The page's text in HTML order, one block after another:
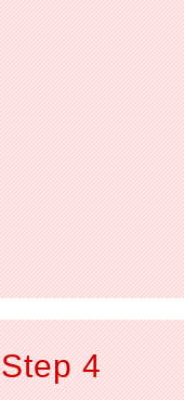
Step 4